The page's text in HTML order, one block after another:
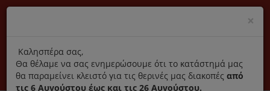
Αποκλειστικά γνήσια ανταλλακτικά
Σύνδεση Εγγραφή Εταιρεία Επικοινωνία
×
title
Καλησπέρα σας,
Θα θέλαμε να σας ενημερώσουμε ότι το κατάστημά μας
θα παραμείνει κλειστό για τις θερινές μας διακοπές από
τις 6 Αυγούστου έως και τις 26 Αυγούστου.